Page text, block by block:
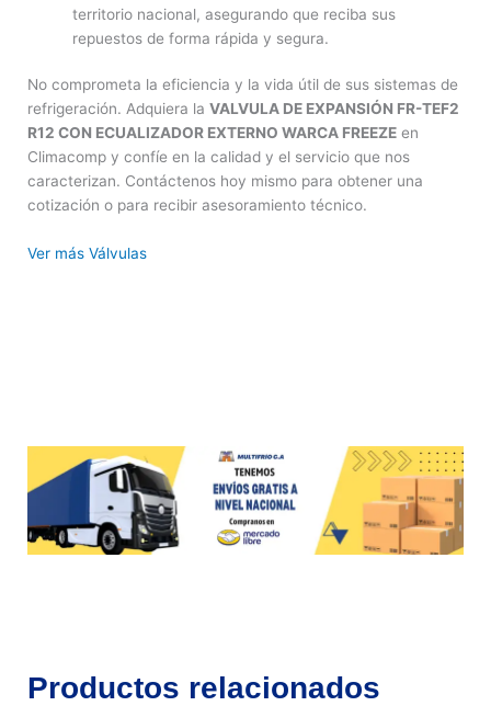
territorio nacional, asegurando que reciba sus
repuestos de forma rápida y segura.
No comprometa la eficiencia y la vida útil de sus sistemas de
refrigeración. Adquiera la VALVULA DE EXPANSIÓN FR-TEF2
R12 CON ECUALIZADOR EXTERNO WARCA FREEZE en
Climacomp y confíe en la calidad y el servicio que nos
caracterizan. Contáctenos hoy mismo para obtener una
cotización o para recibir asesoramiento técnico.
Ver más Válvulas
Productos relacionados